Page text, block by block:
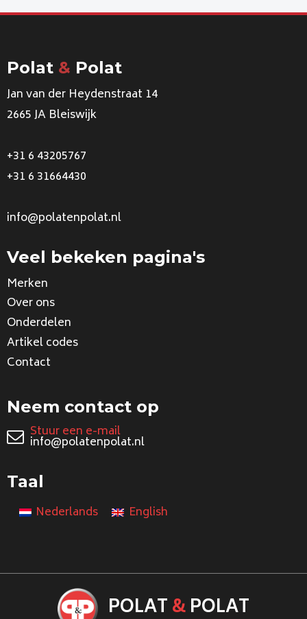
Polat & Polat
Jan van der Heydenstraat 14
2665 JA Bleiswijk
+31 6 43205767
+31 6 31664430
info@polatenpolat.nl
Veel bekeken pagina's
Merken
Over ons
Onderdelen
Artikel codes
Contact
Neem contact op
Stuur een e-mail
info@polatenpolat.nl
Taal
Nederlands English
POLAT&POLAT